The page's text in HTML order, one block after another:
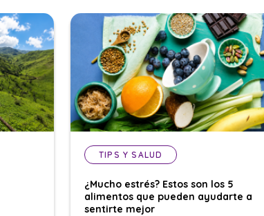
TIPS Y SALUD
¿Mucho estrés? Estos son los 5
alimentos que pueden ayudarte a
sentirte mejor